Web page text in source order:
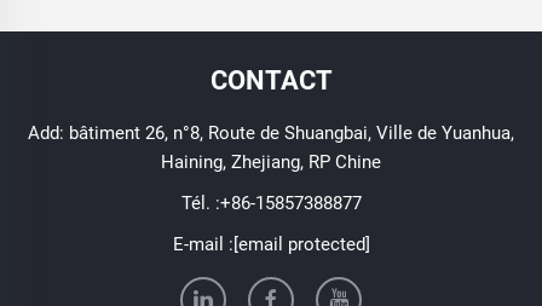
CONTACT
Add: bâtiment 26, n°8, Route de Shuangbai, Ville de Yuanhua,
Haining, Zhejiang, RP Chine
Tél. :+86-15857388877
E-mail :[email protected]